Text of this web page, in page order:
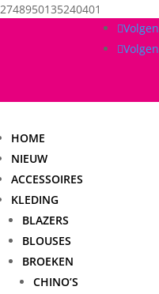
2748950135240401
Volgen
Volgen
HOME
NIEUW
ACCESSOIRES
KLEDING
BLAZERS
BLOUSES
BROEKEN
CHINO’S